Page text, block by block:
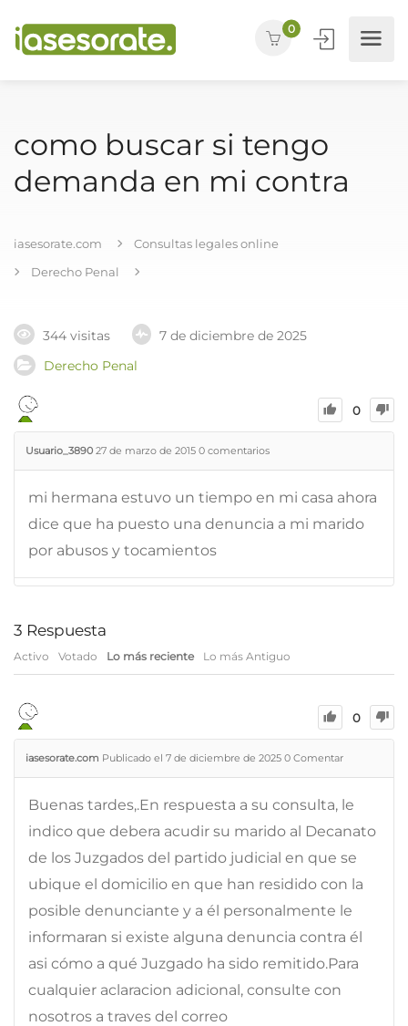
0
como buscar si tengo
demanda en mi contra
iasesorate.com
Consultas legales online
Derecho Penal
344 visitas
7 de diciembre de 2025
Derecho Penal
0
Usuario_3890 27 de marzo de 2015 0 comentarios
mi hermana estuvo un tiempo en mi casa ahora
dice que ha puesto una denuncia a mi marido
por abusos y tocamientos
3 Respuesta
Activo Votado Lo más reciente Lo más Antiguo
0
iasesorate.com Publicado el 7 de diciembre de 2025 0 Comentar
Buenas tardes,.En respuesta a su consulta, le
indico que debera acudir su marido al Decanato
de los Juzgados del partido judicial en que se
ubique el domicilio en que han residido con la
posible denunciante y a él personalmente le
informaran si existe alguna denuncia contra él
asi cómo a qué Juzgado ha sido remitido.Para
cualquier aclaracion adicional, consulte con
nosotros a traves del correo